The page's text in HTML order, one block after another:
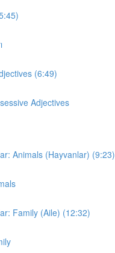
(6:49)
Adjectives
Animals (Hayvanlar) (9:23)
Family (Aile) (12:32)